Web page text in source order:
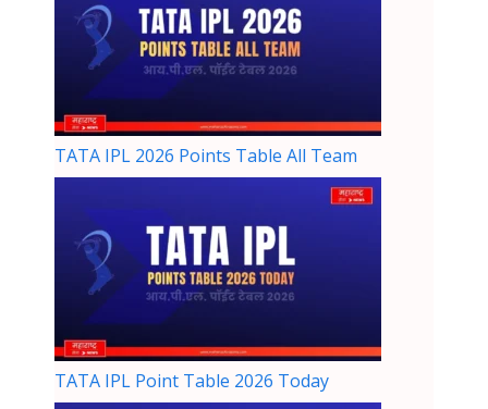
TATA IPL 2026 Points Table All Team
TATA IPL Point Table 2026 Today